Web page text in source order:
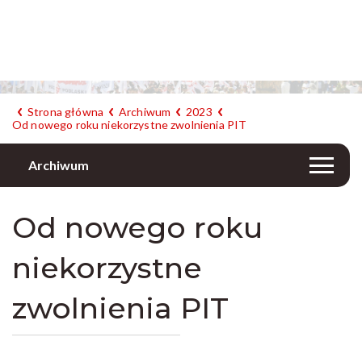
Strona główna Archiwum
2023
Od nowego roku niekorzystne zwolnienia PIT
Archiwum
Od nowego roku
niekorzystne
zwolnienia PIT